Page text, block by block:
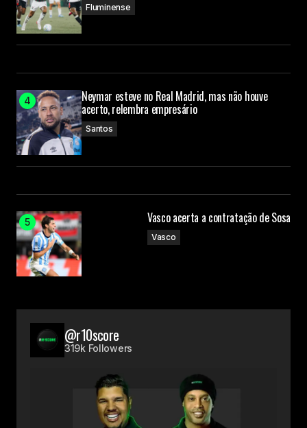
Fluminense
Neymar esteve no Real Madrid, mas não houve
acerto, relembra empresário
Santos
Vasco acerta a contratação de Sosa
Vasco
@r10score
319k Followers